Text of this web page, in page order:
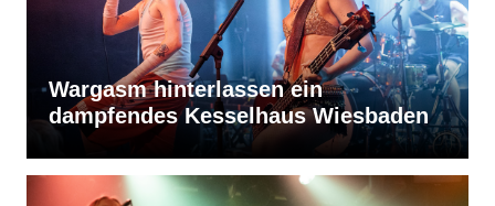
Wargasm hinterlassen ein
dampfendes Kesselhaus Wiesbaden